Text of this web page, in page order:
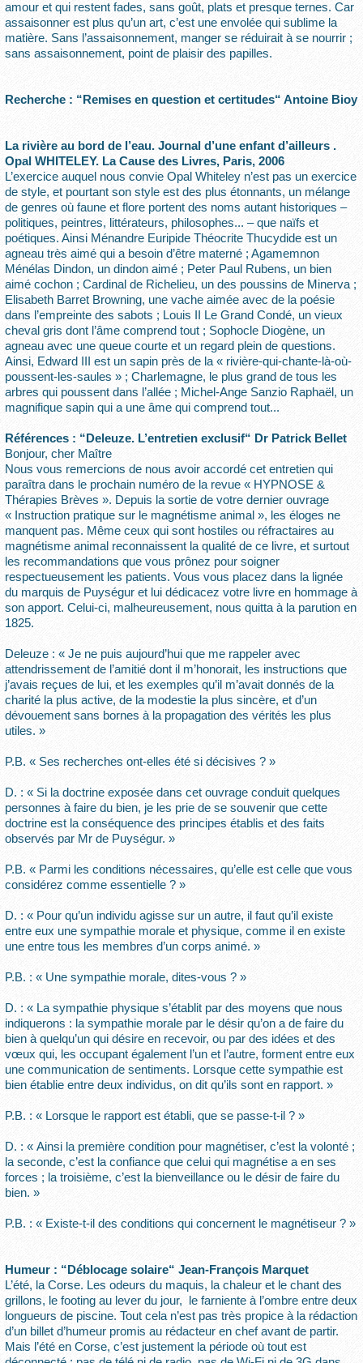
amour et qui restent fades, sans goût, plats et presque ternes. Car
assaisonner est plus qu’un art, c’est une envolée qui sublime la
matière. Sans l’assaisonnement, manger se réduirait à se nourrir ;
sans assaisonnement, point de plaisir des papilles.
Recherche : “Remises en question et certitudes“ Antoine Bioy
La rivière au bord de l’eau. Journal d’une enfant d’ailleurs .
Opal WHITELEY. La Cause des Livres, Paris, 2006
L’exercice auquel nous convie Opal Whiteley n’est pas un exercice
de style, et pourtant son style est des plus étonnants, un mélange
de genres où faune et flore portent des noms autant historiques –
politiques, peintres, littérateurs, philosophes... – que naïfs et
poétiques. Ainsi Ménandre Euripide Théocrite Thucydide est un
agneau très aimé qui a besoin d’être materné ; Agamemnon
Ménélas Dindon, un dindon aimé ; Peter Paul Rubens, un bien
aimé cochon ; Cardinal de Richelieu, un des poussins de Minerva ;
Elisabeth Barret Browning, une vache aimée avec de la poésie
dans l’empreinte des sabots ; Louis II Le Grand Condé, un vieux
cheval gris dont l’âme comprend tout ; Sophocle Diogène, un
agneau avec une queue courte et un regard plein de questions.
Ainsi, Edward III est un sapin près de la « rivière-qui-chante-là-où-
poussent-les-saules » ; Charlemagne, le plus grand de tous les
arbres qui poussent dans l’allée ; Michel-Ange Sanzio Raphaël, un
magnifique sapin qui a une âme qui comprend tout...
Références : “Deleuze. L’entretien exclusif“ Dr Patrick Bellet
Bonjour, cher Maître
Nous vous remercions de nous avoir accordé cet entretien qui
paraîtra dans le prochain numéro de la revue « HYPNOSE &
Thérapies Brèves ». Depuis la sortie de votre dernier ouvrage
« Instruction pratique sur le magnétisme animal », les éloges ne
manquent pas. Même ceux qui sont hostiles ou réfractaires au
magnétisme animal reconnaissent la qualité de ce livre, et surtout
les recommandations que vous prônez pour soigner
respectueusement les patients. Vous vous placez dans la lignée
du marquis de Puységur et lui dédicacez votre livre en hommage à
son apport. Celui-ci, malheureusement, nous quitta à la parution en
1825.
Deleuze : « Je ne puis aujourd’hui que me rappeler avec
attendrissement de l’amitié dont il m’honorait, les instructions que
j’avais reçues de lui, et les exemples qu’il m’avait donnés de la
charité la plus active, de la modestie la plus sincère, et d’un
dévouement sans bornes à la propagation des vérités les plus
utiles. »
P.B. « Ses recherches ont-elles été si décisives ? »
D. : « Si la doctrine exposée dans cet ouvrage conduit quelques
personnes à faire du bien, je les prie de se souvenir que cette
doctrine est la conséquence des principes établis et des faits
observés par Mr de Puységur. »
P.B. « Parmi les conditions nécessaires, qu’elle est celle que vous
considérez comme essentielle ? »
D. : « Pour qu’un individu agisse sur un autre, il faut qu’il existe
entre eux une sympathie morale et physique, comme il en existe
une entre tous les membres d’un corps animé. »
P.B. : « Une sympathie morale, dites-vous ? »
D. : « La sympathie physique s’établit par des moyens que nous
indiquerons : la sympathie morale par le désir qu’on a de faire du
bien à quelqu’un qui désire en recevoir, ou par des idées et des
vœux qui, les occupant également l’un et l’autre, forment entre eux
une communication de sentiments. Lorsque cette sympathie est
bien établie entre deux individus, on dit qu’ils sont en rapport. »
P.B. : « Lorsque le rapport est établi, que se passe-t-il ? »
D. : « Ainsi la première condition pour magnétiser, c’est la volonté ;
la seconde, c’est la confiance que celui qui magnétise a en ses
forces ; la troisième, c’est la bienveillance ou le désir de faire du
bien. »
P.B. : « Existe-t-il des conditions qui concernent le magnétiseur ? »
Humeur : “Déblocage solaire“ Jean-François Marquet
L’été, la Corse. Les odeurs du maquis, la chaleur et le chant des
grillons, le footing au lever du jour, le farniente à l’ombre entre deux
longueurs de piscine. Tout cela n’est pas très propice à la rédaction
d’un billet d’humeur promis au rédacteur en chef avant de partir.
Mais l’été en Corse, c’est justement la période où tout est